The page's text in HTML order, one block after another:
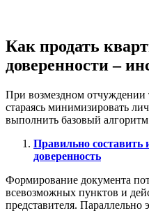
Как продать
доверенности –
При возмездном отчуждении
стараясь минимизировать
выполнить базовый
Правильно составить
доверенность
Формирование документа
всевозможных пунктов и
представителя. Параллельно